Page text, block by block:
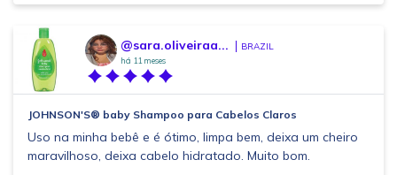
@sara.oliveiraa... BRAZIL
há 11 meses
JOHNSON'S® baby Shampoo para Cabelos Claros
Uso na minha bebê e é ótimo, limpa bem, deixa um cheiro
maravilhoso, deixa cabelo hidratado. Muito bom.